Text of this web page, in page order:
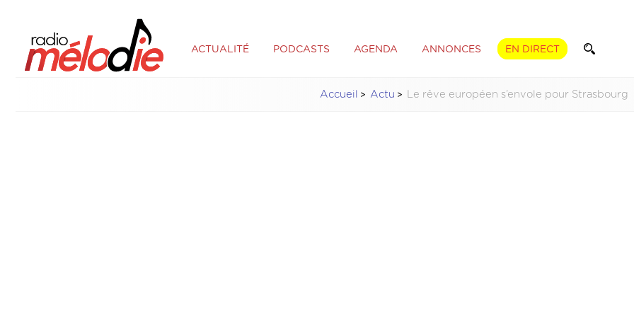
ACTUALITÉ PODCASTS AGENDA ANNONCES EN DIRECT
Accueil Actu Le rêve européen s’envole pour Strasbourg